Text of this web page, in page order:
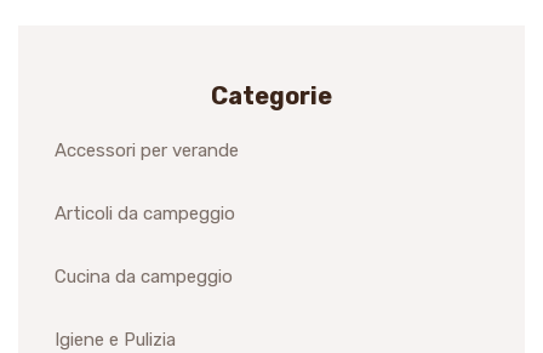
Categorie
Accessori per verande
Articoli da campeggio
Cucina da campeggio
Igiene e Pulizia